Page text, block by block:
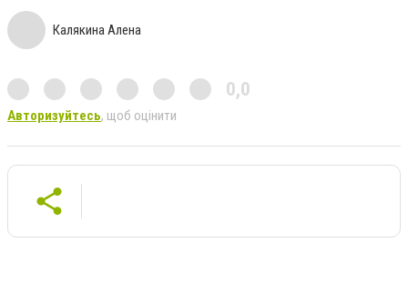
Калякина Алена
0,0
Авторизуйтесь, щоб оцінити